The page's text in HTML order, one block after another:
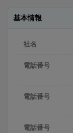
基本情報
社名
電話番号
電話番号
電話番号